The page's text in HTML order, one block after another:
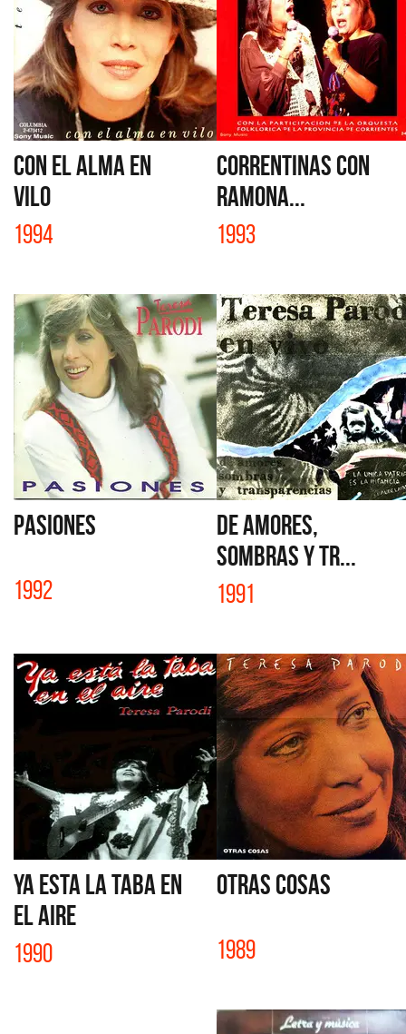
CON EL ALMA EN
VILO
1994
CORRENTINAS con
Ramona...
1993
PASIONES
1992
DE AMORES,
SOMBRAS Y TR...
1991
YA ESTA LA TABA EN
EL AIRE
1990
OTRAS COSAS
1989